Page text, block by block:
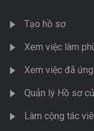
Tạo hồ sơ
Xem việc làm
Xem việc đã
Quản lý Hồ sơ
Làm cộng tác